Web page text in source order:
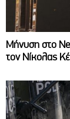
Μήνυση στο
τον Νίκολας